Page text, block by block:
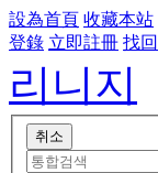
設為首頁 收藏本站
登錄 立即註冊 找
리니지